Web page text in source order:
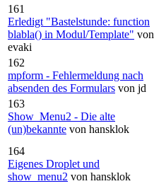
161
Erledigt "Bastelstunde: function
blabla() in Modul/Template" von
evaki
162
mpform - Fehlermeldung nach
absenden des Formulars von jd
163
Show_Menu2 - Die alte
(un)bekannte von hansklok
164
Eigenes Droplet und
show_menu2 von hansklok